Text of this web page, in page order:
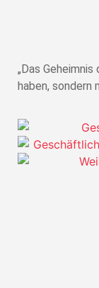
„Das
haben, sondern